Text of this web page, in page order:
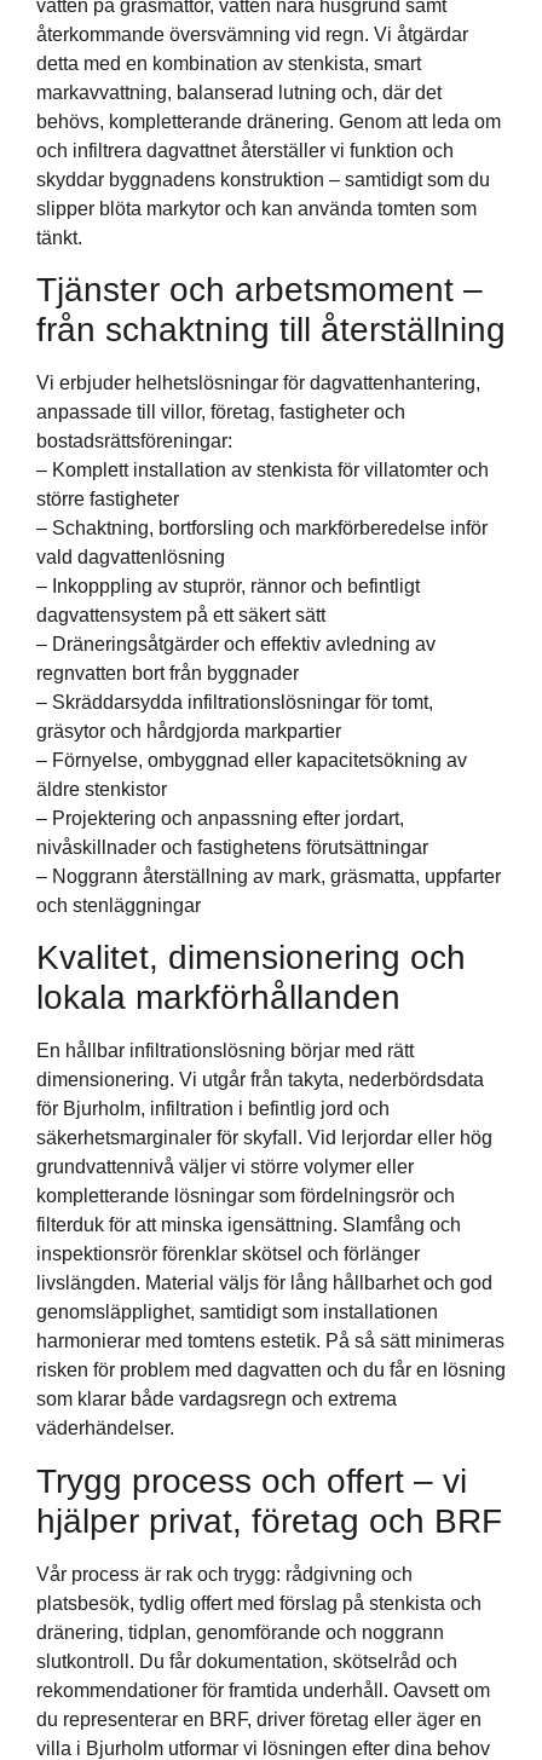
vatten på gräsmattor, vatten nära husgrund samt
återkommande översvämning vid regn. Vi åtgärdar
detta med en kombination av stenkista, smart
markavvattning, balanserad lutning och, där det
behövs, kompletterande dränering. Genom att leda om
och infiltrera dagvattnet återställer vi funktion och
skyddar byggnadens konstruktion – samtidigt som du
slipper blöta markytor och kan använda tomten som
tänkt.
Tjänster och arbetsmoment –
från schaktning till återställning
Vi erbjuder helhetslösningar för dagvattenhantering,
anpassade till villor, företag, fastigheter och
bostadsrättsföreningar:
– Komplett installation av stenkista för villatomter och
större fastigheter
– Schaktning, bortforsling och markförberedelse inför
vald dagvattenlösning
– Inkopppling av stuprör, rännor och befintligt
dagvattensystem på ett säkert sätt
– Dräneringsåtgärder och effektiv avledning av
regnvatten bort från byggnader
– Skräddarsydda infiltrationslösningar för tomt,
gräsytor och hårdgjorda markpartier
– Förnyelse, ombyggnad eller kapacitetsökning av
äldre stenkistor
– Projektering och anpassning efter jordart,
nivåskillnader och fastighetens förutsättningar
– Noggrann återställning av mark, gräsmatta, uppfarter
och stenläggningar
Kvalitet, dimensionering och
lokala markförhållanden
En hållbar infiltrationslösning börjar med rätt
dimensionering. Vi utgår från takyta, nederbördsdata
för Bjurholm, infiltration i befintlig jord och
säkerhetsmarginaler för skyfall. Vid lerjordar eller hög
grundvattennivå väljer vi större volymer eller
kompletterande lösningar som fördelningsrör och
filterduk för att minska igensättning. Slamfång och
inspektionsrör förenklar skötsel och förlänger
livslängden. Material väljs för lång hållbarhet och god
genomsläpplighet, samtidigt som installationen
harmonierar med tomtens estetik. På så sätt minimeras
risken för problem med dagvatten och du får en lösning
som klarar både vardagsregn och extrema
väderhändelser.
Trygg process och offert – vi
hjälper privat, företag och BRF
Vår process är rak och trygg: rådgivning och
platsbesök, tydlig offert med förslag på stenkista och
dränering, tidplan, genomförande och noggrann
slutkontroll. Du får dokumentation, skötselråd och
rekommendationer för framtida underhåll. Oavsett om
du representerar en BRF, driver företag eller äger en
villa i Bjurholm utformar vi lösningen efter dina behov